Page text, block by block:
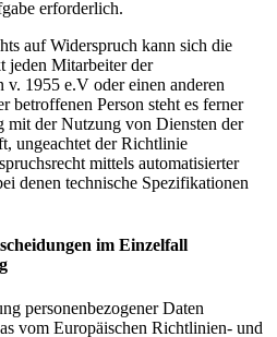
erforderlich.
auf Widerspruch kann sich die
jeden Mitarbeiter der
v. 1955 e.V oder einen anderen
betroffenen Person steht es ferner
mit der Nutzung von Diensten der
ungeachtet der Richtlinie
mittels automatisierter
denen technische Spezifikationen
im Einzelfall
personenbezogener Daten
vom Europäischen Richtlinien- und